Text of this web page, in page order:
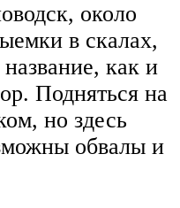
около
в скалах,
как и
Подняться на
но здесь
обвалы и